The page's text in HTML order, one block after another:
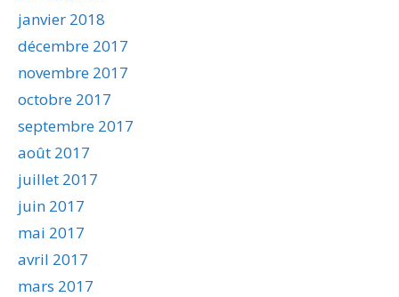
janvier 2018
décembre 2017
novembre 2017
octobre 2017
septembre 2017
août 2017
juillet 2017
juin 2017
mai 2017
avril 2017
mars 2017